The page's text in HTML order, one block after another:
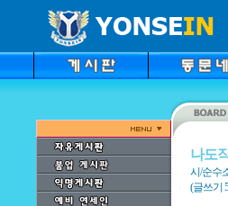
나도
시/순수
(글쓰기